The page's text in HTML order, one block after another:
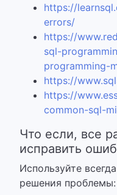
https://
errors/
https://
sql-
programming-
https://
https://
common-sql-
Что если, все
исправить
Используйте
решения проблемы: